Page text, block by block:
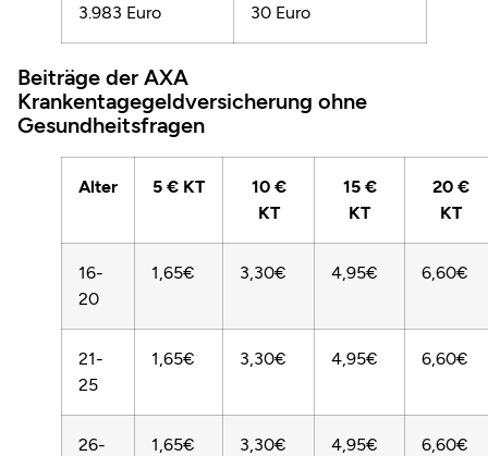
3.983 Euro 30 Euro
Beiträge der AXA
Krankentagegeldversicherung ohne
Gesundheitsfragen
Alter 5 € KT
10 €
KT
15 €
KT
20 €
KT
16-
20
1,65€ 3,30€ 4,95€ 6,60€
21-
25
1,65€ 3,30€ 4,95€ 6,60€
26-
1,65€ 3,30€ 4,95€ 6,60€